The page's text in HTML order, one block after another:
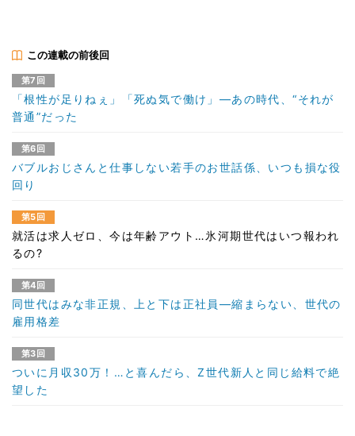
この連載の前後回
第7回
「根性が足りねぇ」「死ぬ気で働け」―あの時代、“それが
普通”だった
第6回
バブルおじさんと仕事しない若手のお世話係、いつも損な役
回り
第5回
就活は求人ゼロ、今は年齢アウト…氷河期世代はいつ報われ
るの?
第4回
同世代はみな非正規、上と下は正社員―縮まらない、世代の
雇用格差
第3回
ついに月収30万！…と喜んだら、Z世代新人と同じ給料で絶
望した